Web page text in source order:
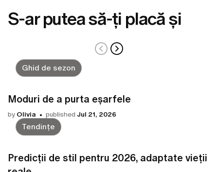
S-ar putea să-ți placă și
Ghid de sezon
Moduri de a purta eșarfele
by Olivia published Jul 21, 2026
Tendințe
Predicții de stil pentru 2026, adaptate vieții